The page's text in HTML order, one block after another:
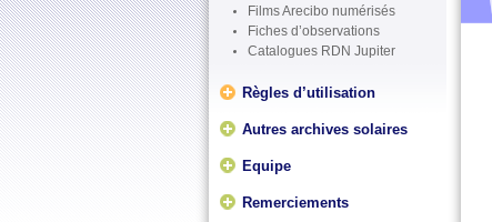
Films Arecibo numérisés
Fiches d’observations
Catalogues RDN Jupiter
Règles d’utilisation
Autres archives solaires
Equipe
Remerciements